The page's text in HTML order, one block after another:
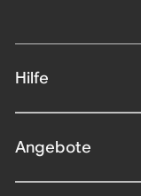
Hilfe
Angebote